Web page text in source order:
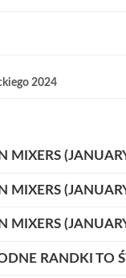
2024
MIXERS
MIXERS
MIXERS
RANDKI TO